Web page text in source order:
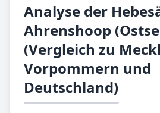
Analyse der
Ahrenshoop
(Vergleich zu
Vorpommern und
Deutschland)